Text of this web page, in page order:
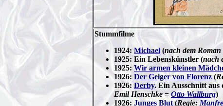
Stummfilme
1924: Michael (nach dem Roman
1925: Ein Lebenskünstler (nach
1925: Wir armen kleinen
1926: Der Geiger von Florenz (
1926: Derby. Ein Ausschnitt aus
Emil Henschke = Otto Wallburg)
1926: Junges Blut(Regie: